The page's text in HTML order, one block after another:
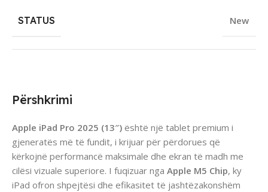
Përshkrimi
Apple iPad Pro 2025 (13″) është një tablet premium i
gjeneratës më të fundit, i krijuar për përdorues që
kërkojnë performancë maksimale dhe ekran të madh me
cilësi vizuale superiore. I fuqizuar nga Apple M5 Chip, ky
iPad ofron shpejtësi dhe efikasitet të jashtëzakonshëm
STATUS New